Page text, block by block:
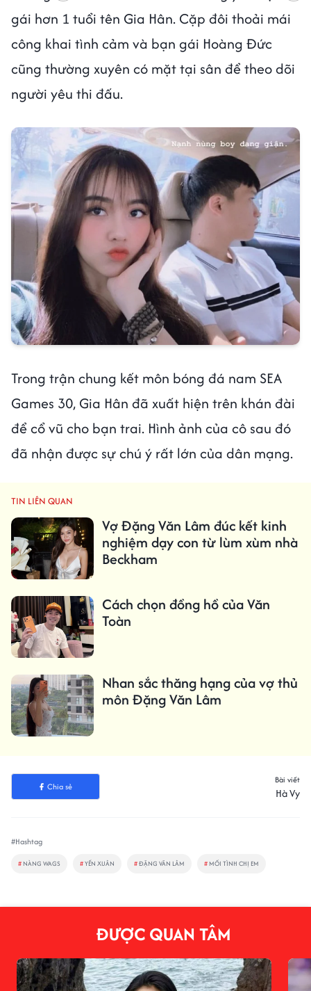
gái hơn 1 tuổi tên Gia Hân. Cặp đôi thoải mái
công khai tình cảm và bạn gái Hoàng Đức
cũng thường xuyên có mặt tại sân để theo dõi
người yêu thi đấu.
Trong trận chung kết môn bóng đá nam SEA
Games 30, Gia Hân đã xuất hiện trên khán đài
để cổ vũ cho bạn trai. Hình ảnh của cô sau đó
đã nhận được sự chú ý rất lớn của dân mạng.
TIN LIÊN QUAN
Vợ Đặng Văn Lâm đúc kết kinh
nghiệm dạy con từ lùm xùm nhà
Beckham
Cách chọn đồng hồ của Văn
Toàn
Nhan sắc thăng hạng của vợ thủ
môn Đặng Văn Lâm
Chia sẻ
Bài viết
Hà Vy
#Hashtag
# NÀNG WAGS #YẾN XUÂN #ĐẶNG VĂN LÂM # MỐI TÌNH CHỊ EM
ĐƯỢC QUAN TÂM